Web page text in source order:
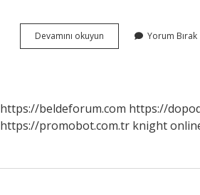
Devamını okuyun
Hangi
Yorum Bırak
https://beldeforum.com https://
https://promobot.com.tr knight